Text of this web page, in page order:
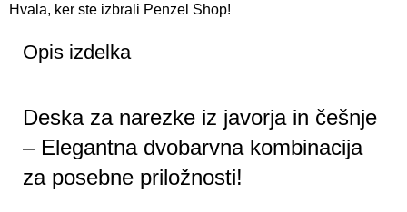
Hvala, ker ste izbrali Penzel Shop!
Opis izdelka
Deska za narezke iz javorja in češnje
– Elegantna dvobarvna kombinacija
za posebne priložnosti!